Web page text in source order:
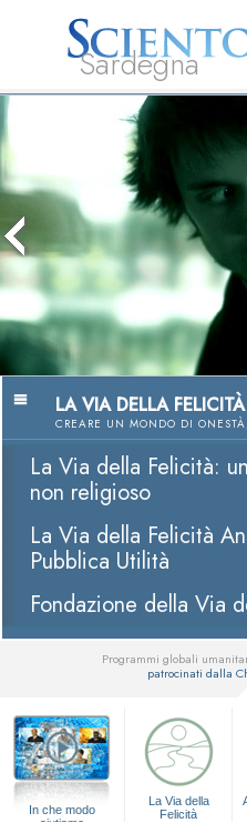
Sardegna
LA VIA DELLA FELICITÀ
CREARE UN MONDO DI
La Via della Felicità:
non religioso
La Via della Felicità
Pubblica Utilità
Fondazione della Via
Programmi globali
patrocinati dalla
In che modo
aiutiamo
La Via della
Felicità